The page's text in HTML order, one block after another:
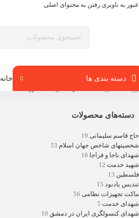
عبور به ناوبری رفتن به محتوای اصلی
دسته بندی ها خانه
دسته‌های محصولات
حاج قاسم سلیمانی 19
شخصیتهای شاخص جهان اسلام 53
شهدای ناجا و فراجا 16
شهید خدمت 12
فلسطین 13
تندیس یادبود 15
ماکت تجهیزات نظامی 56
شهدای خدمت 5
شهدای کنسولگری ایران در دمشق 10